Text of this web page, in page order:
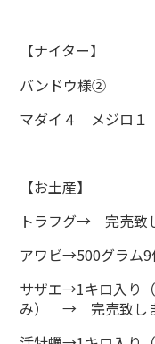
【ナイター】
バンドウ様②
マダイ４ メジロ１
【お土産】
トラフグ→ 完売致
アワビ→500グラム9
サザエ→1キロ入り
み） → 完売致しま